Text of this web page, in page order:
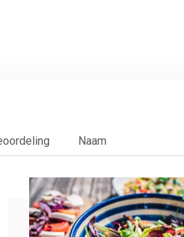
Naam